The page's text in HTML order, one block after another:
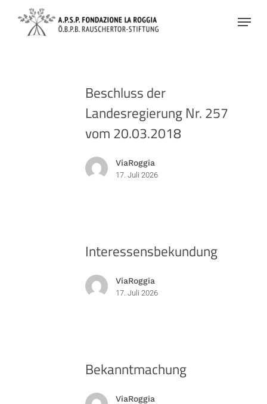
Menu
Landesregierung
vom
20.03.2018
Beschluss der
Landesregierung Nr. 257
vom 20.03.2018
ViaRoggia
17. Juli 2026
Interessensbekundung
ViaRoggia
17. Juli 2026
Bekanntmachung
ViaRoggia